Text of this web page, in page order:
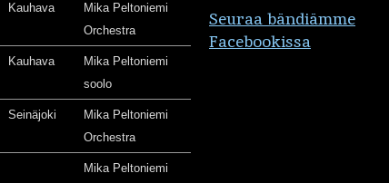
Kauhava
Mika Peltoniemi
Orchestra
Kauhava
Mika Peltoniemi
soolo
Seinäjoki
Mika Peltoniemi
Orchestra
Mika Peltoniemi
Seuraa bändiämme
Facebookissa